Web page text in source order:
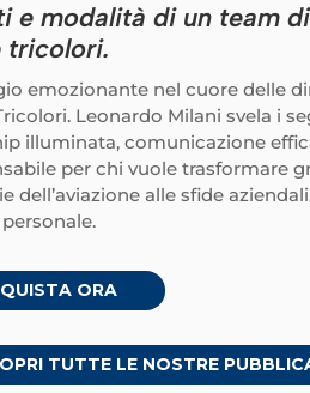
e modalità di un team
tricolori.
emozionante nel cuore delle
Leonardo Milani svela i
illuminata, comunicazione
per chi vuole trasformare
dell’aviazione alle sfide
ORA
TUTTE LE NOSTRE